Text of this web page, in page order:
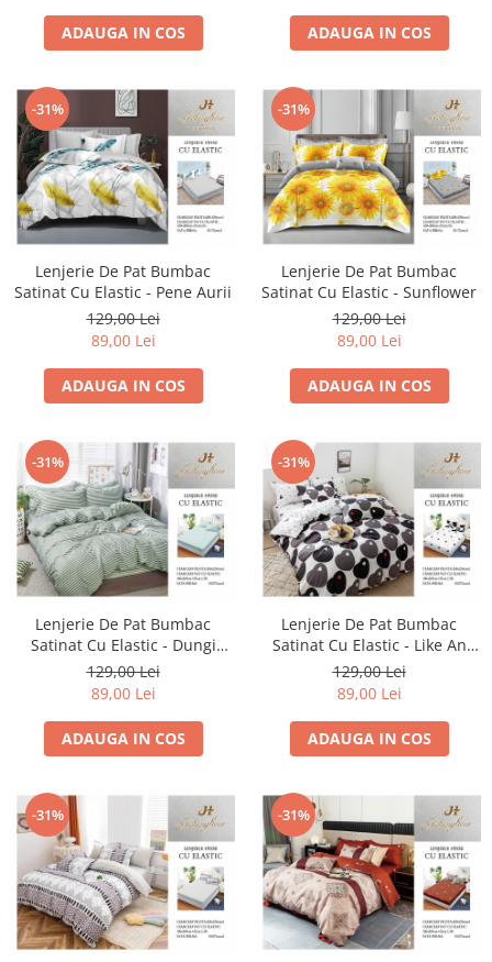
ADAUGA IN COS ADAUGA IN COS
-31%
Lenjerie De Pat Bumbac
Satinat Cu Elastic - Pene Aurii
129,00 Lei
89,00 Lei
ADAUGA IN COS
-31%
Lenjerie De Pat Bumbac
Satinat Cu Elastic - Sunflower
129,00 Lei
89,00 Lei
ADAUGA IN COS
-31%
Lenjerie De Pat Bumbac
Satinat Cu Elastic - Dungi
Verzi
129,00 Lei
89,00 Lei
ADAUGA IN COS
-31%
Lenjerie De Pat Bumbac
Satinat Cu Elastic - Like An
Apple
129,00 Lei
89,00 Lei
ADAUGA IN COS
-31% -31%